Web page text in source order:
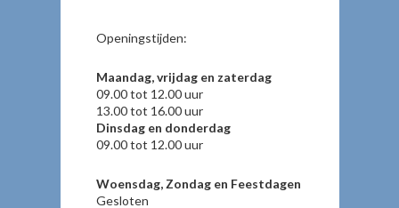
Openingstijden:
Maandag, vrijdag en zaterdag
09.00 tot 12.00 uur
13.00 tot 16.00 uur
Dinsdag en donderdag
09.00 tot 12.00 uur
Woensdag, Zondag en Feestdagen
Gesloten